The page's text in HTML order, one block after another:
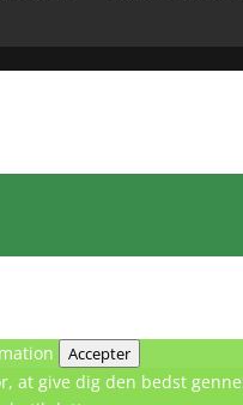
Accepter
at give dig den bedst